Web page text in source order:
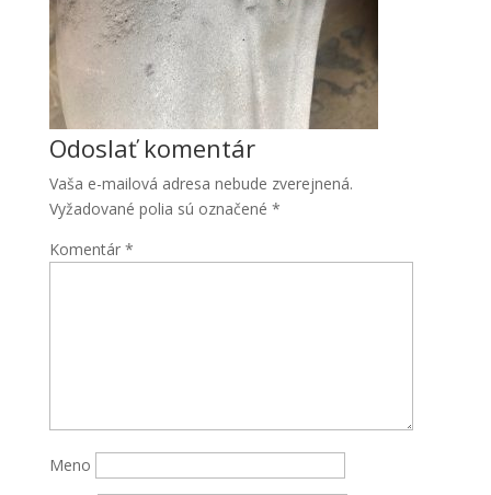
Odoslať komentár
Vaša e-mailová adresa nebude zverejnená.
Vyžadované polia sú označené *
Komentár *
Meno